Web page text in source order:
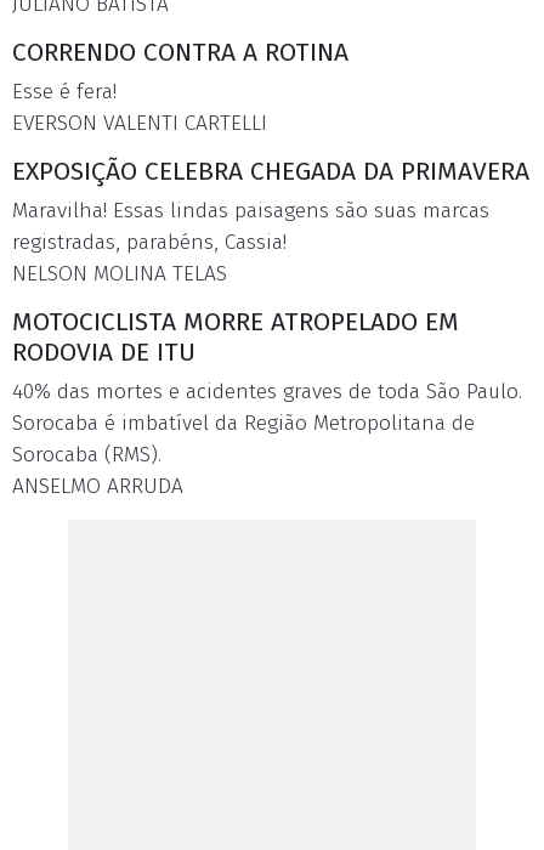
CORRENDO CONTRA A ROTINA
Esse é fera!
EVERSON VALENTI CARTELLI
EXPOSIÇÃO CELEBRA CHEGADA DA PRIMAVERA
Maravilha! Essas lindas paisagens são suas marcas
registradas, parabéns, Cassia!
NELSON MOLINA TELAS
MOTOCICLISTA MORRE ATROPELADO EM
RODOVIA DE ITU
40% das mortes e acidentes graves de toda São Paulo.
Sorocaba é imbatível da Região Metropolitana de
Sorocaba (RMS).
ANSELMO ARRUDA